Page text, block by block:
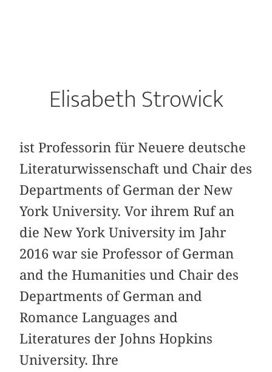
Elisabeth Strowick
ist Professorin für Neuere deutsche
Literaturwissenschaft und Chair des
Departments of German der New
York University. Vor ihrem Ruf an
die New York University im Jahr
2016 war sie Professor of German
and the Humanities und Chair des
Departments of German and
Romance Languages and
Literatures der Johns Hopkins
University. Ihre